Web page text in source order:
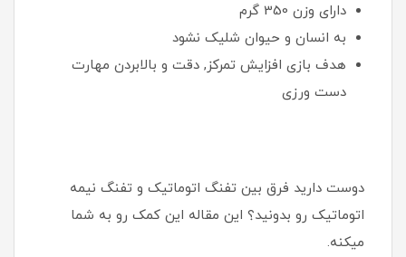
دارای وزن 350 گرم
به انسان و حیوان شلیک نشود
هدف بازی افزایش تمرکز, دقت و بالابردن مهارت
دست ورزی
دوست دارید فرق بین تفنگ اتوماتیک و تفنگ نیمه
اتوماتیک رو بدونید؟ این مقاله این کمک رو به شما
میکنه.